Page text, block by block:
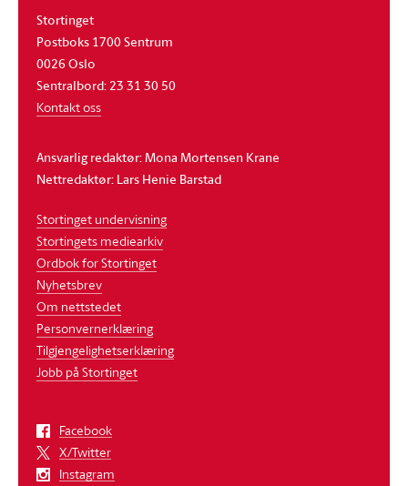
Stortinget
Postboks 1700 Sentrum
0026 Oslo
Sentralbord: 23 31 30 50
Kontakt oss
Ansvarlig redaktør: Mona Mortensen Krane
Nettredaktør: Lars Henie Barstad
Stortinget undervisning
Stortingets mediearkiv
Ordbok for Stortinget
Nyhetsbrev
Om nettstedet
Personvernerklæring
Tilgjengelighetserklæring
Jobb på Stortinget
Facebook
X/Twitter
Instagram